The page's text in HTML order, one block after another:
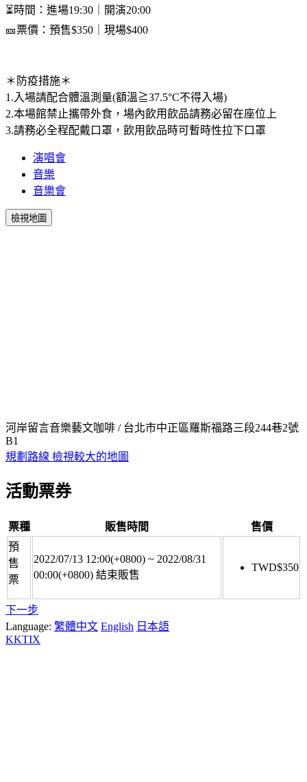
⏳時間：進場19:30｜開演20:00
🎫票價：預售$350｜現場$400
＊防疫措施＊
1.入場請配合體溫測量(額溫≧37.5°C不得入場)
2.本場館禁止攜帶外食，場內飲用飲品請務必留在座位上
3.請務必全程配戴口罩，飲用飲品時可暫時性拉下口罩
演唱會
音樂
音樂會
檢視地圖
河岸留言音樂藝文咖啡 / 台北市中正區羅斯福路三段244巷2號
B1
規劃路線 檢視較大的地圖
活動票券
票種 販售時間
售價
預
售
票
2022/07/13 12:00(+0800) ~ 2022/08/31
00:00(+0800) 結束販售
TWD$350
下一步
Language: 繁體中文 English 日本語
KKTIX